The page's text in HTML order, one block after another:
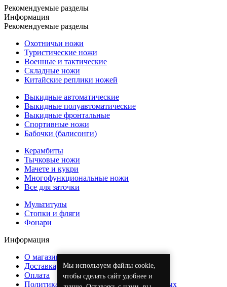
Мы используем файлы cookie,
чтобы сделать сайт удобнее и
Рекомендуемые разделы
Информация
Рекомендуемые разделы
Охотничьи ножи
Туристические ножи
Военные и тактические
Складные ножи
Китайские реплики ножей
Выкидные автоматические
Выкидные полуавтоматические
Выкидные фронтальные
Спортивные ножи
Бабочки (балисонги)
Керамбиты
Тычковые ножи
Мачете и кукри
Многофункциональные ножи
Все для заточки
Мультитулы
Стопки и фляги
Фонари
Информация
О магазине
Доставка
Оплата
Политика обработки персональных данных